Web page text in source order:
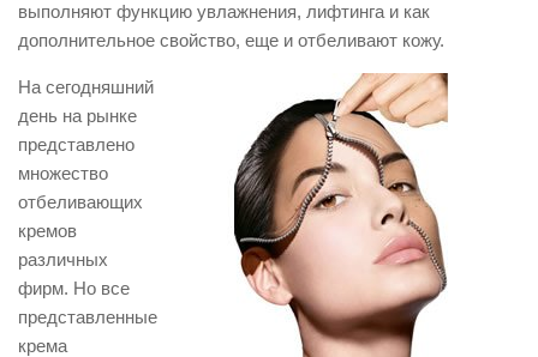
выполняют функцию увлажнения, лифтинга и как
дополнительное свойство, еще и отбеливают кожу.
На сегодняшний
день на рынке
представлено
множество
отбеливающих
кремов
различных
фирм. Но все
представленные
крема